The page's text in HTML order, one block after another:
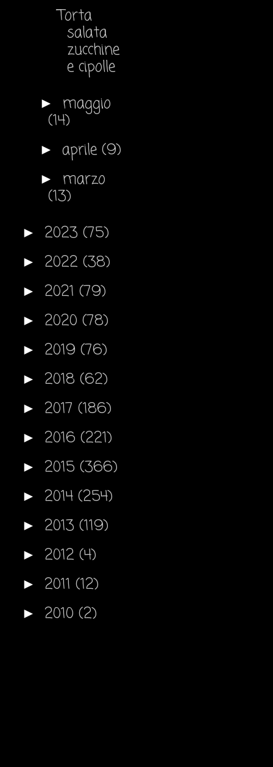
Torta
salata
zucchine
e cipolle
► maggio
(14)
► aprile (9)
► marzo
(13)
► 2023 (75)
► 2022 (38)
► 2021 (79)
► 2020 (78)
► 2019 (76)
► 2018 (62)
► 2017 (186)
► 2016 (221)
► 2015 (366)
► 2014 (254)
► 2013 (119)
► 2012 (4)
► 2011 (12)
► 2010 (2)